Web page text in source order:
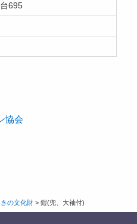
695
協会
の文化財> 鎧(兜、大袖付)